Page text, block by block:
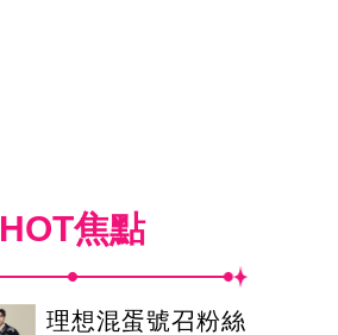
HOT焦點
理想混蛋號召粉絲